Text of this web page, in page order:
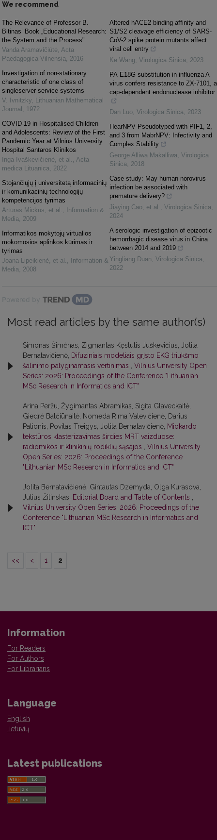
We recommend
The Relevance of Professor B.
Bitinas’ Book „Educational Research:
the System and the Process"
Vanda Aramavičiūtė, Acta
Paedagogica Vilnensia, 2016
Investigation of non-stationary
characteristic of one class of
singleserver service systems
V. Ivnitzky, Lithuanian Mathematical
Journal , 1972
COVID-19 in Hospitalised Children
and Adolescents: Review of the First
Pandemic Year at Vilnius University
Hospital Santaros Klinikos
Inga Ivaškevičienė, et al. , Acta
medica Lituanica, 2022
Stojančiųjų į universitetą informacinių
ir komunikacinių technologijų
kompetencijos tyrimas
Artūras Mickus, et al. ,
Information &
Media, 2009
Informatikos mokytojų virtualios
mokomosios aplinkos kūrimas ir
tyrimas
Joana Lipeikienė, et al. ,
Information &
Media, 2008
Altered hACE2 binding affinity and
S1/S2 cleavage efficiency of SARS-
CoV-2 spike protein mutants affect
viral cell entry
Ke Wang, Virologica Sinica, 2023
PA-E18G substitution in influenza A
virus confers resistance to ZX-7101, a
cap-dependent endonuclease inhibitor
Dan Luo, Virologica Sinica, 2023
HearNPV Pseudotyped with PIF1, 2,
and 3 from MabrNPV: Infectivity and
Complex Stability
George Alliwa Makalliwa, Virologica
Sinica, 2018
Case study: May human norovirus
infection be associated with
premature delivery?
Jiaying Cao, et al. , Virologica Sinica,
2024
A serologic investigation of epizootic
hemorrhagic disease virus in China
between 2014 and 2019
Yingliang Duan, Virologica Sinica,
2022
Powered by
Most read articles by the same author(s)
Simonas Šimėnas, Zigmantas Kęstutis Juškevičius, Jolita
Bernatavičienė, Difuziniais modeliais grįsto EKG triukšmo
šalinimo palyginamasis vertinimas
Vilnius University Open
Series: 2026: Proceedings of the Conference "Lithuanian
MSc Research in Informatics and ICT"
Arina Peržu, Žygimantas Abramikas, Sigita Glaveckaitė,
Giedrė Balčiūnaitė, Nomeda Rima Valevičienė, Darius
Palionis, Povilas Treigys, Jolita Bernatavičienė, Miokardo
tekstūros klasterizavimas širdies MRT vaizduose:
radiomikos ir klinikinių rodiklių sąsajos
Vilnius University
Open Series: 2026: Proceedings of the Conference
"Lithuanian MSc Research in Informatics and ICT"
Jolita Bernatavičienė, Gintautas Dzemyda, Olga Kurasova,
Julius Žilinskas,
Editorial Board and Table of Contents
Vilnius University Open Series: 2026: Proceedings of the
Conference "Lithuanian MSc Research in Informatics and
ICT"
<< < 1 2
Information
For Readers
For Authors
For Librarians
Language
English
lietuvių
Latest publications